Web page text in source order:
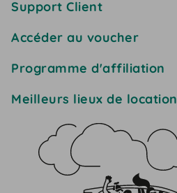
Support Client
Accéder au voucher
Programme d'affiliation
Meilleurs lieux de location